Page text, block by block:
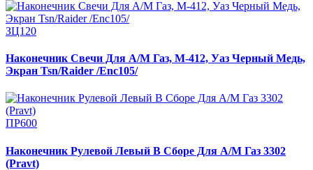
ЗЦ120
Наконечник Свечи Для А/М Газ, М-412, Уаз Черный Медь,
Экран Tsn/Raider /Enc105/
ПР600
Наконечник Рулевой Левый В Сборе Для А/М Газ 3302
(Pravt)